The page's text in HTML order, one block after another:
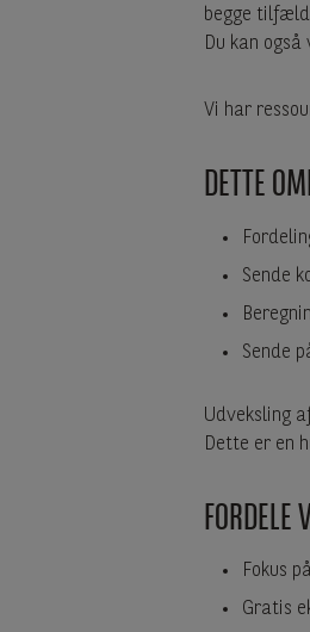
begge
Du kan
Vi har
DETTE
Sende
Sende
Udveksling
Dette er en
FORDELE
Fokus
Gratis